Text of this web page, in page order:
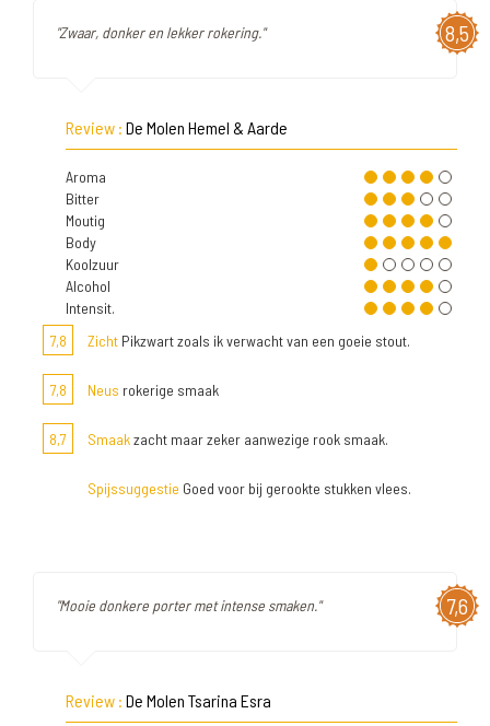
8,5
"Zwaar, donker en lekker rokering."
Review : De Molen Hemel & Aarde
Aroma
Bitter
Moutig
Body
Koolzuur
Alcohol
Intensit.
7,8
Zicht Pikzwart zoals ik verwacht van een goeie stout.
7,8 Neus rokerige smaak
8,7 Smaakzacht maar zeker aanwezige rook smaak.
Spijssuggestie Goed voor bij gerookte stukken vlees.
7,6
"Mooie donkere porter met intense smaken."
Review : De Molen Tsarina Esra